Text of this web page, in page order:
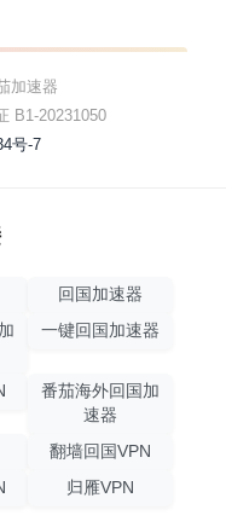
加速器
B1-20231050
号-7
回国加速器
一键回国加速器
番茄海外回国加
速器
翻墙回国VPN
归雁VPN